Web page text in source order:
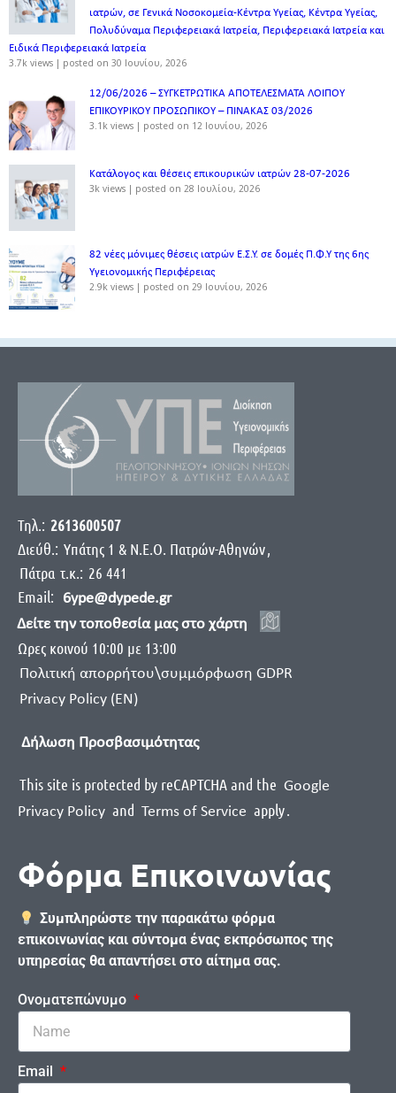
ιατρών, σε Γενικά Νοσοκομεία-Κέντρα Υγείας, Κέντρα Υγείας,
Πολυδύναμα Περιφερειακά Ιατρεία, Περιφερειακά Ιατρεία και
Ειδικά Περιφερειακά Ιατρεία
3.7k views | posted on 30 Ιουνίου, 2026
12/06/2026 – ΣΥΓΚΕΤΡΩΤΙΚΑ ΑΠΟΤΕΛΕΣΜΑΤΑ ΛΟΙΠΟΥ
ΕΠΙΚΟΥΡΙΚΟΥ ΠΡΟΣΩΠΙΚΟΥ – ΠΙΝΑΚΑΣ 03/2026
3.1k views | posted on 12 Ιουνίου, 2026
Κατάλογος και θέσεις επικουρικών ιατρών 28-07-2026
3k views | posted on 28 Ιουλίου, 2026
82 νέες μόνιμες θέσεις ιατρών Ε.Σ.Υ. σε δομές Π.Φ.Υ της 6ης
Υγειονομικής Περιφέρειας
2.9k views | posted on 29 Ιουνίου, 2026
Τηλ.: 2613600507
Διεύθ.: Yπάτης 1 & Ν.Ε.Ο. Πατρών-Αθηνών,
Πάτρα τ.κ.: 26 441
Email:
6ype@dypede.gr
Δείτε την τοποθεσία μας στο χάρτη
Ωρες κοινού 10:00 με 13:00
Πολιτική απορρήτου\συμμόρφωση GDPR
Privacy Policy (EN)
Δήλωση Προσβασιμότητας
This site is protected by reCAPTCHA and the Google
Privacy Policy and Terms of Service apply.
Φόρμα Επικοινωνίας
Συμπληρώστε την παρακάτω φόρμα
επικοινωνίας και σύντομα ένας εκπρόσωπος της
υπηρεσίας θα απαντήσει στο αίτημα σας.
Ονοματεπώνυμο
Email